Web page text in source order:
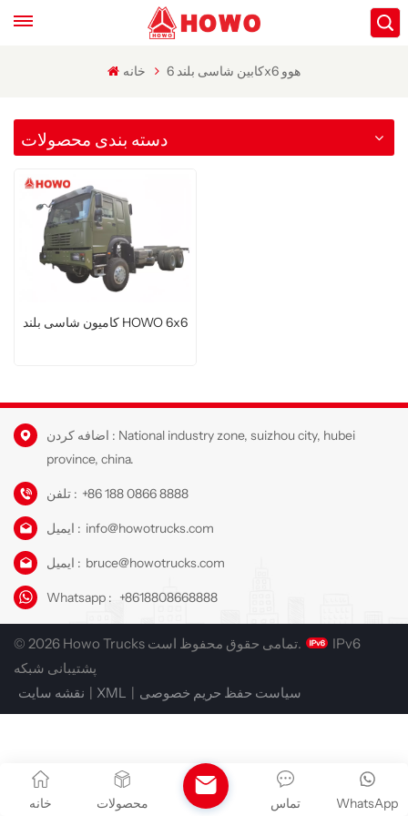
خانه کابین شاسی بلند 6x6 هوو
دسته بندی محصولات
کامیون شاسی بلند HOWO 6x6
اضافه کردن : National industry zone, suizhou city, hubei
province, china.
تلفن : +86 188 0866 8888
ایمیل : info@howotrucks.com
ایمیل : bruce@howotrucks.com
Whatsapp : +8618808668888
© 2026 Howo Trucks تمامی حقوق محفوظ است.
IPv6
پشتیبانی شبکه
نقشه سایت | XML | سیاست حفظ حریم خصوصی
خانه محصولات WhatsApp تماس